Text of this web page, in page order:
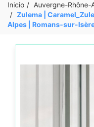
Inicio Auvergne-Rhône-
Zulema |
Alpes | Romans-sur-